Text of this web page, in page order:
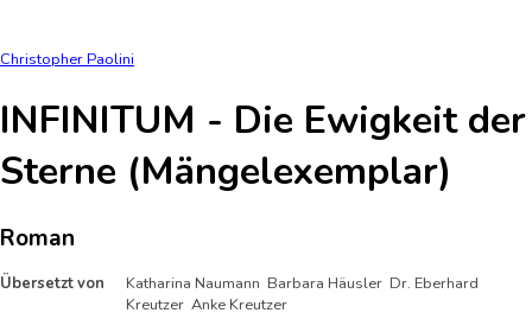
Christopher Paolini
INFINITUM - Die Ewigkeit der
Sterne (Mängelexemplar)
Roman
Übersetzt von
Katharina Naumann Barbara Häusler Dr. Eberhard
Kreutzer Anke Kreutzer